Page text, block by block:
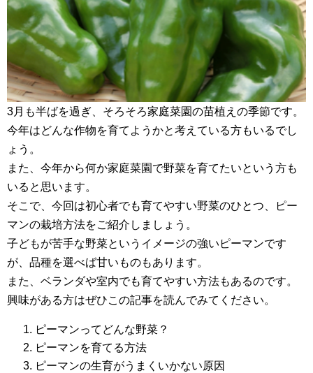
3月も半ばを過ぎ、そろそろ家庭菜園の苗植えの季節です。
今年はどんな作物を育てようかと考えている方もいるでし
ょう。
また、今年から何か家庭菜園で野菜を育てたいという方も
いると思います。
そこで、今回は初心者でも育てやすい野菜のひとつ、ピー
マンの栽培方法をご紹介しましょう。
子どもが苦手な野菜というイメージの強いピーマンです
が、品種を選べば甘いものもあります。
また、ベランダや室内でも育てやすい方法もあるのです。
興味がある方はぜひこの記事を読んでみてください。
ピーマンってどんな野菜？
ピーマンを育てる方法
ピーマンの生育がうまくいかない原因